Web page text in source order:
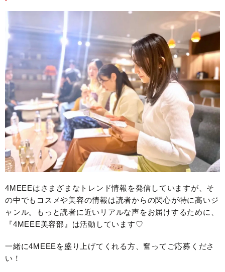
4MEEEはさまざまなトレンド情報を発信していますが、そ
の中でもコスメや美容の情報は読者からの関心が特に高いジ
ャンル。もっと読者に近いリアルな声をお届けするために、
『4MEEE美容部』は活動しています♡
一緒に4MEEEを盛り上げてくれる方、奮ってご応募くださ
い！